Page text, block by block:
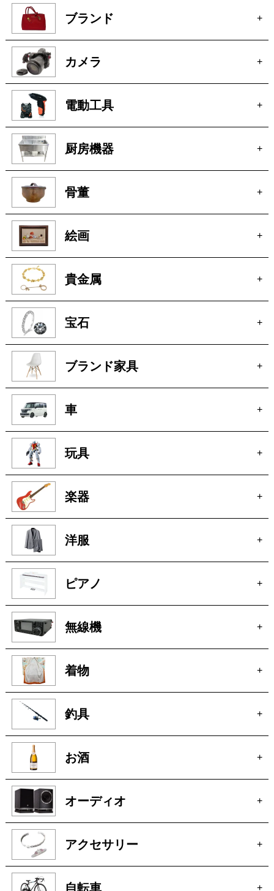
ブランド +
カメラ +
電動工具 +
厨房機器 +
骨董 +
絵画 +
貴金属 +
宝石 +
ブランド家具 +
車 +
玩具 +
楽器 +
洋服 +
ピアノ +
無線機 +
着物 +
釣具 +
お酒 +
オーディオ +
アクセサリー +
自転車 +